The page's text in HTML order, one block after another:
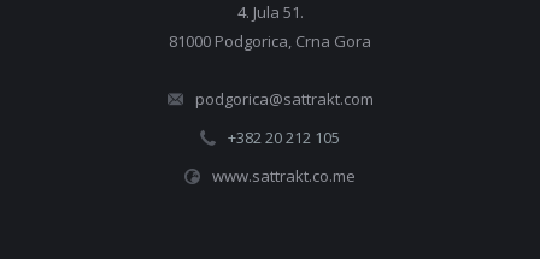
4. Jula 51.
81000 Podgorica, Crna Gora
podgorica@sattrakt.com
+382 20 212 105
www.sattrakt.co.me